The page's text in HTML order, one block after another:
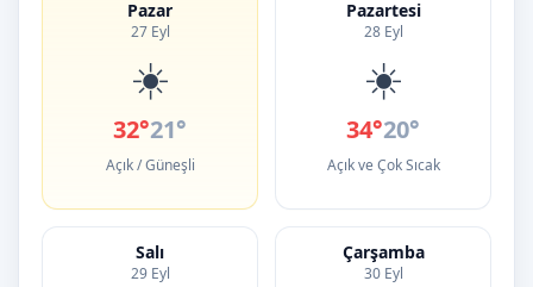
Pazar
27 Eyl
☀️
32°21°
Açık / Güneşli
Pazartesi
28 Eyl
☀️
34°20°
Açık ve Çok Sıcak
Salı
29 Eyl
Çarşamba
30 Eyl